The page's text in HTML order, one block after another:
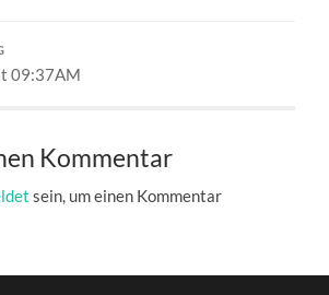
09:37AM
Kommentar
sein, um einen Kommentar